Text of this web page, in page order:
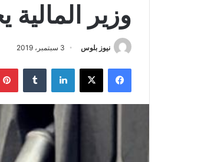
وزير المالية
نيوز بلوس 3 سبتمبر، 2019
فيسبوك X لينكدإن